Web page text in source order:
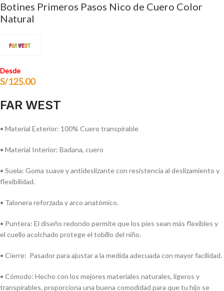
Botines Primeros Pasos Nico de Cuero Color
Natural
Desde
S/125.00
FAR WEST
• Material Exterior: 100% Cuero transpirable
• Material Interior: Badana, cuero
• Suela: Goma suave y antideslizante con resistencia al deslizamiento y
flexibilidad.
• Talonera reforzada y arco anatómico.
• Puntera: El diseño redondo permite que los pies sean más flexibles y
el cuello acolchado protege el tobillo del niño.
• Cierre: Pasador para ajustar a la medida adecuada con mayor facilidad.
• Cómodo: Hecho con los mejores materiales naturales, ligeros y
transpirables, proporciona una buena comodidad para que tu hijo se